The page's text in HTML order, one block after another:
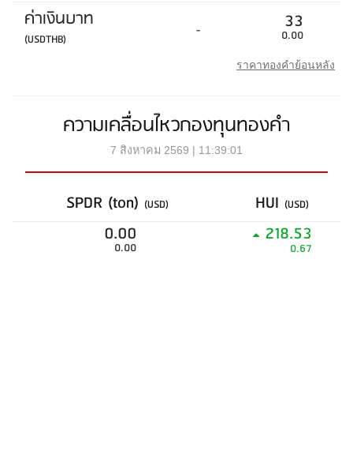
ค่าเงินบาท
(USDTHB) - 33
0.00
ราคาทองคำย้อนหลัง
ความเคลื่อนไหวกองทุนทองคำ
7 สิงหาคม 2569 | 11:39:01
SPDR (ton) (USD) HUI (USD)
0.00
0.00
218.53
0.67